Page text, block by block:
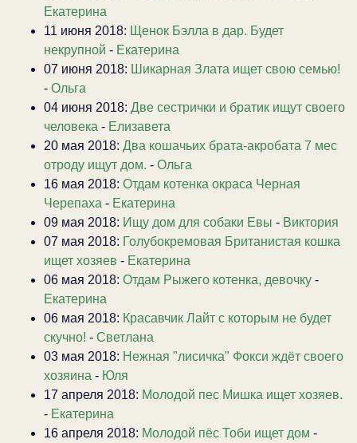
Екатерина
11 июня 2018: Щенок Бэлла в дар. Будет
некрупной - Екатерина
07 июня 2018: Шикарная Злата ищет свою семью!
- Ольга
04 июня 2018: Две сестрички и братик ищут своего
человека - Елизавета
20 мая 2018: Два кошачьих брата-акробата 7 мес
отроду ищут дом. - Ольга
16 мая 2018: Отдам котенка окраса Черная
Черепаха - Екатерина
09 мая 2018: Ищу дом для собаки Евы - Виктория
07 мая 2018: Голубокремовая Британистая кошка
ищет хозяев - Екатерина
06 мая 2018: Отдам Рыжего котенка, девочку -
Екатерина
06 мая 2018: Красавчик Лайт с которым не будет
скучно! - Светлана
03 мая 2018: Нежная "лисичка" Фокси ждёт своего
хозяина - Юля
17 апреля 2018: Молодой пес Мишка ищет хозяев.
- Екатерина
16 апреля 2018: Молодой пёс Тоби ищет дом -